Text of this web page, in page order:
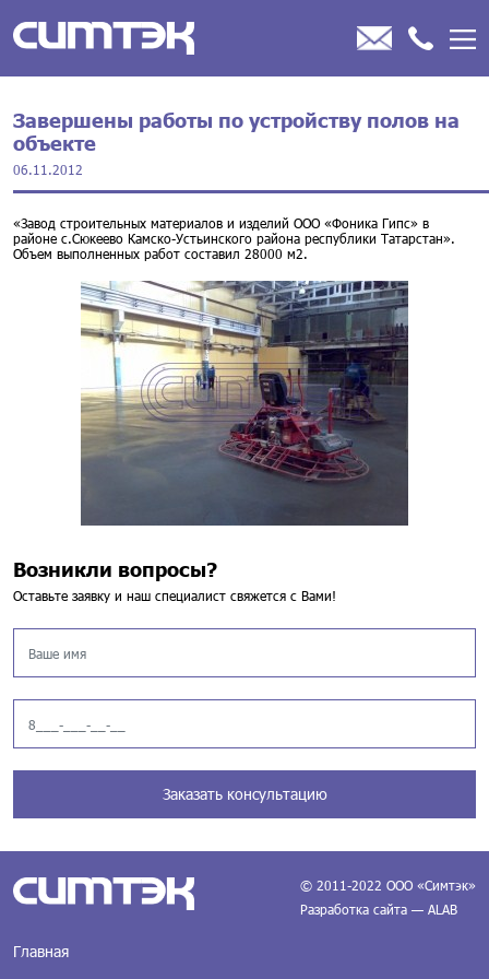
Завершены работы по устройству полов на
объекте
06.11.2012
«Завод строительных материалов и изделий ООО «Фоника Гипс» в
районе с.Сюкеево Камско-Устьинского района республики Татарстан».
Объем выполненных работ составил 28000 м2.
Возникли вопросы?
Оставьте заявку и наш специалист свяжется с Вами!
Заказать консультацию
© 2011-2022 ООО «Симтэк»
Разработка сайта — ALAB
Главная